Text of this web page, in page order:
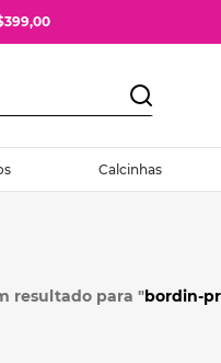
Calcinhas
resultado para "bordin-